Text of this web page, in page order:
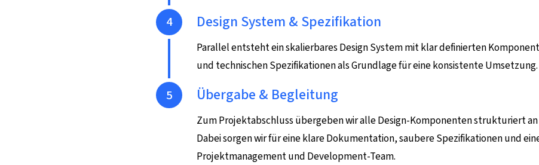
Schritt 4
Design System & Spezifikation
Parallel entsteht ein skalierbares Design System mit klar definierten
und technischen Spezifikationen als Grundlage für eine konsistente Umsetzung.
Schritt 5
Übergabe & Begleitung
Zum Projektabschluss übergeben wir alle Design-Komponenten strukturiert
Dabei sorgen wir für eine klare Dokumentation, saubere Spezifikationen und
Projektmanagement und Development-Team.